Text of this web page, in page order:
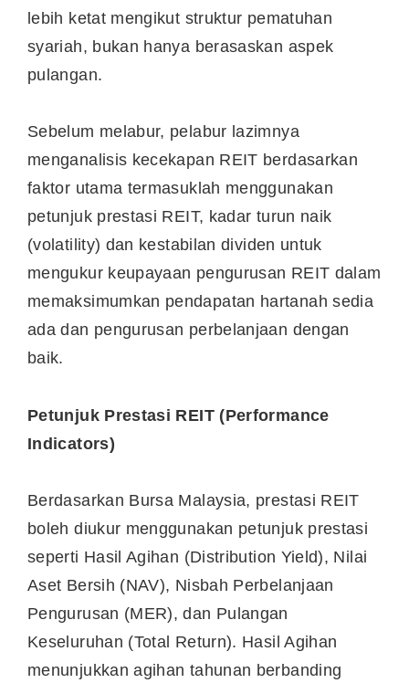
lebih ketat mengikut struktur pematuhan
syariah, bukan hanya berasaskan aspek
pulangan.
Sebelum melabur, pelabur lazimnya
menganalisis kecekapan REIT berdasarkan
faktor utama termasuklah menggunakan
petunjuk prestasi REIT, kadar turun naik
(volatility) dan kestabilan dividen untuk
mengukur keupayaan pengurusan REIT dalam
memaksimumkan pendapatan hartanah sedia
ada dan pengurusan perbelanjaan dengan
baik.
Petunjuk Prestasi REIT (Performance
Indicators)
Berdasarkan Bursa Malaysia, prestasi REIT
boleh diukur menggunakan petunjuk prestasi
seperti Hasil Agihan (Distribution Yield), Nilai
Aset Bersih (NAV), Nisbah Perbelanjaan
Pengurusan (MER), dan Pulangan
Keseluruhan (Total Return). Hasil Agihan
menunjukkan agihan tahunan berbanding